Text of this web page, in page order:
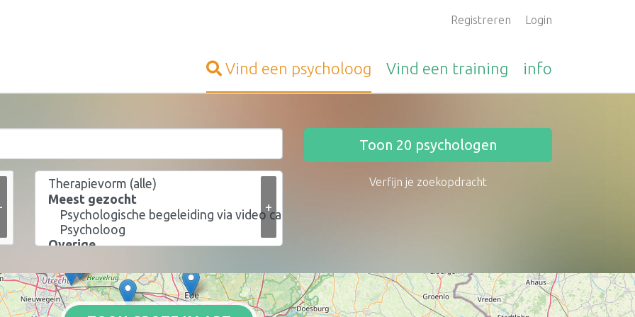
Registreren Login
Vind een psycholoog Vind een training info
+
Toon 20 psychologen
Verfijn je zoekopdracht